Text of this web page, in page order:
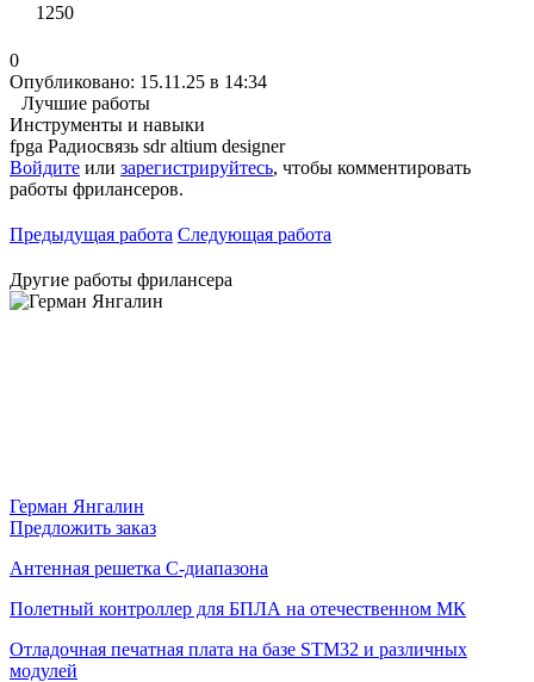
1250
0
Опубликовано: 15.11.25 в 14:34
Лучшие работы
Инструменты и навыки
fpga Радиосвязь sdraltium designer
Войдите или зарегистрируйтесь, чтобы комментировать
работы фрилансеров.
Предыдущая работа Следующая работа
Другие работы фрилансера
Герман Янгалин
Предложить заказ
Антенная решетка C-диапазона
Полетный контроллер для БПЛА на отечественном МК
Отладочная печатная плата на базе STM32 и различных
модулей